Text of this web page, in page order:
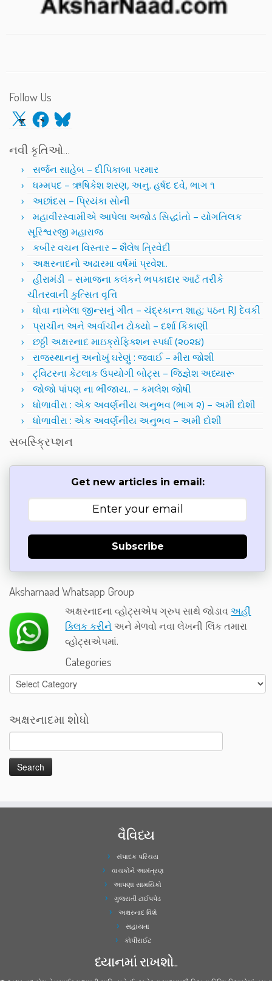
Follow Us
X Facebook
Bluesky
નવી કૃતિઓ…
સર્જન સાહેબ – દીપિકાબા પરમાર
ધમ્મપદ – ઋષિકેશ શરણ, અનુ. હર્ષદ દવે, ભાગ ૧
અછાંદસ – પ્રિયંકા સોની
મહાવીરસ્વામીએ આપેલા અજોડ સિદ્ધાંતો – યોગતિલક
સૂરિશ્વરજી મહારાજ
કબીર વચન વિસ્તાર – શૈલેષ ત્રિવેદી
અક્ષરનાદનો અઢારમા વર્ષમાં પ્રવેશ..
હીરામંડી – સમાજના કલંકને ભપકાદાર આર્ટ તરીકે
ચીતરવાની કુત્સિત વૃત્તિ
ધોવા નાખેલા જીન્સનું ગીત – ચંદ્રકાન્ત શાહ; પઠન RJ દેવકી
પ્રાચીન અને અર્વાચીન ટોક્યો – દર્શા કિકાણી
છઠ્ઠી અક્ષરનાદ માઇક્રોફિક્શન સ્પર્ધા (૨૦૨૪)
રાજસ્થાનનું અનોખું ઘરેણું : જવાઈ – મીરા જોશી
ટ્વિટરના કેટલાક ઉપયોગી બોટ્સ – જિજ્ઞેશ અધ્યારૂ
જોજો પાંપણ ના ભીંજાય.. – કમલેશ જોષી
ધોળાવીરા : એક અવર્ણનીય અનુભવ (ભાગ ૨) – અમી દોશી
ધોળાવીરા : એક અવર્ણનીય અનુભવ – અમી દોશી
સબસ્ક્રિપ્શન
Get new articles in email:
Subscribe
Aksharnaad Whatsapp Group
અક્ષરનાદના વ્હોટ્સએપ ગ્રુપ સાથે જોડાવઅહીં
ક્લિક કરીને અને મેળવો નવા લેખની લિંક તમારા
વ્હોટ્સએપમાં.
Categories
Categories
અક્ષરનાદમા શોધો
વૈવિધ્ય
સંપાદક પરિચય
વાચકોને આમંત્રણ
આપણા સામયિકો
ગુજરાતી ટાઈપપેડ
અક્ષરનાદ વિશે
સહાયતા
કોપીરાઈટ
ધ્યાનમાં રાખશો..